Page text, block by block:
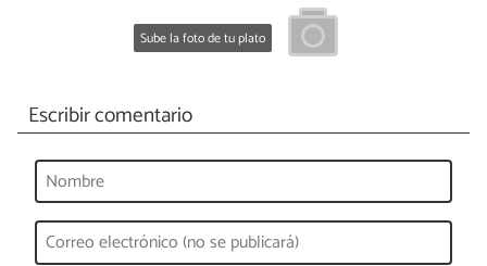
Sube la foto de tu plato
Escribir comentario